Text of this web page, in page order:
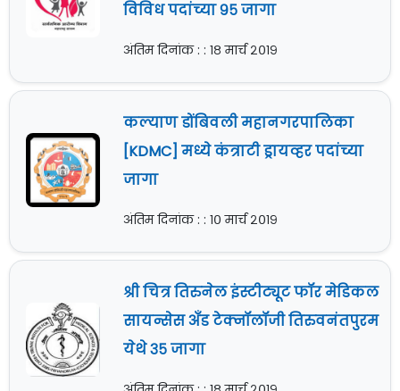
विविध पदांच्या ९५ जागा
अंतिम दिनांक : : १८ मार्च २०१९
कल्याण डोंबिवली महानगरपालिका
[KDMC] मध्ये कंत्राटी ड्रायव्हर पदांच्या
जागा
अंतिम दिनांक : : १० मार्च २०१९
श्री चित्र तिरुनेल इंस्टीट्यूट फॉर मेडिकल
सायन्सेस अँड टेक्नॉलॉजी तिरुवनंतपुरम
येथे ३५ जागा